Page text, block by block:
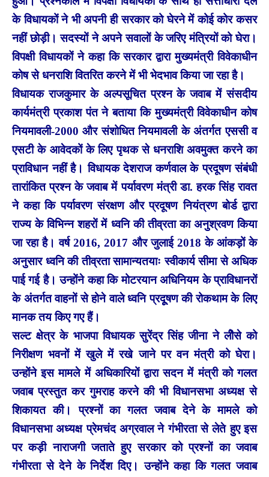
के विधायकों ने भी अपनी ही सरकार को घेरने में कोई कोर कसर
नहीं छोड़ी। सदस्यों ने अपने सवालों के जरिए मंत्रियों को घेरा।
विपक्षी विधायकों ने कहा कि सरकार द्वारा मुख्यमंत्री विवेकाधीन
कोष से धनराशि वितरित करने में भी भेदभाव किया जा रहा है।
विधायक राजकुमार के अल्पसूचित प्रश्न के जवाब में संसदीय
कार्यमंत्री प्रकाश पंत ने बताया कि मुख्यमंत्री विवेकाधीन कोष
नियमावली-2000 और संशोधित नियमावली के अंतर्गत एससी व
एसटी के आवेदकों के लिए पृथक से धनराशि अवमुक्त करने का
प्राविधान नहीं है। विधायक देशराज कर्णवाल के प्रदूषण संबंधी
तारांकित प्रश्न के जवाब में पर्यावरण मंत्री डा. हरक सिंह रावत
ने कहा कि पर्यावरण संरक्षण और प्रदूषण नियंत्रण बोर्ड द्वारा
राज्य के विभिन्न शहरों में ध्वनि की तीव्रता का अनुश्रवण किया
जा रहा है। वर्ष 2016, 2017 और जुलाई 2018 के आंकड़ों के
अनुसार ध्वनि की तीव्रता सामान्यतयाः स्वीकार्य सीमा से अधिक
पाई गई है। उन्होंने कहा कि मोटरयान अधिनियम के प्राविधानरों
के अंतर्गत वाहनों से होने वाले ध्वनि प्रदूूषण की रोकथाम के लिए
मानक तय किए गए हैं।
सल्ट क्षेत्र के भाजपा विधायक सुरेंद्र सिंह जीना ने लीेसे को
निरीक्षण भवनों में खुले में रखे जाने पर वन मंत्री को घेरा।
उन्होंने इस मामले में अधिकारियों द्वारा सदन में मंत्री को गलत
जवाब प्रस्तुत कर गुमराह करने की भी विधानसभा अध्यक्ष से
शिकायत की। प्रश्नों का गलत जवाब देने के मामले को
विधानसभा अध्यक्ष प्रेमचंद अग्रवाल ने गंभीरता से लेते हुए इस
पर कड़ी नाराजगी जताते हुए सरकार को प्रश्नों का जवाब
गंभीरता से देने के निर्देश दिए। उन्होंने कहा कि गलत जवाब